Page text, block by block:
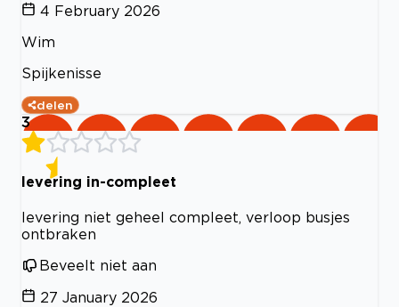
4 February 2026
Wim
Spijkenisse
delen
3
levering in-compleet
levering niet geheel compleet, verloop busjes
ontbraken
Beveelt niet aan
27 January 2026